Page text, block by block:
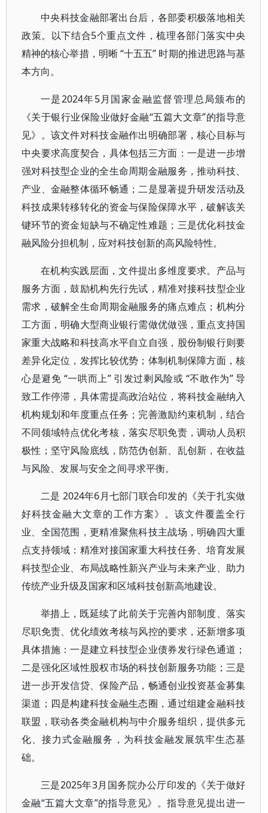
中央科技金融部署出台后，各部委积极落地相关
政策。以下结合5个重点文件，梳理各部门落实中央
精神的核心举措，明晰 “十五五” 时期的推进思路与基
本方向。
一是2024年5月国家金融监督管理总局颁布的
《关于银行业保险业做好金融“五篇大文章”的指导意
见》。该文件对科技金融作出明确部署，核心目标与
中央要求高度契合，具体包括三方面：一是进一步增
强对科技型企业的全生命周期金融服务，推动科技、
产业、金融整体循环畅通；二是显著提升研发活动及
科技成果转移转化的资金与保险保障水平，破解该关
键环节的资金短缺与不确定性难题；三是优化科技金
融风险分担机制，应对科技创新的高风险特性。
在机构实践层面，文件提出多维度要求。产品与
服务方面，鼓励机构先行先试，精准对接科技型企业
需求，破解全生命周期金融服务的痛点难点；机构分
工方面，明确大型商业银行需做优做强，重点支持国
家重大战略和科技高水平自立自强，股份制银行则要
差异化定位，发挥比较优势；体制机制保障方面，核
心是避免 “一哄而上” 引发过剩风险或 “不敢作为” 导
致工作停滞，具体需提高政治站位，将科技金融纳入
机构规划和年度重点任务；完善激励约束机制，结合
不同领域特点优化考核，落实尽职免责，调动人员积
极性；坚守风险底线，防范伪创新、乱创新，在收益
与风险、发展与安全之间寻求平衡。
二是 2024年6月七部门联合印发的《关于扎实做
好科技金融大文章的工作方案》。该文件覆盖全行
业、全国范围，更精准聚焦科技主战场，明确四大重
点支持领域：精准对接国家重大科技任务、培育发展
科技型企业、布局战略性新兴产业与未来产业、助力
传统产业升级及国家和区域科技创新高地建设。
举措上，既延续了此前关于完善内部制度、落实
尽职免责、优化绩效考核与风控的要求，还新增多项
具体措施：一是建立科技型企业债券发行绿色通道；
二是强化区域性股权市场的科技创新服务功能；三是
进一步开发信贷、保险产品，畅通创业投资基金募集
渠道；四是构建科技金融生态圈，通过组建金融科技
联盟，联动各类金融机构与中介服务组织，提供多元
化、接力式金融服务，为科技金融发展筑牢生态基
础。
三是2025年3月国务院办公厅印发的《关于做好
金融“五篇大文章”的指导意见》。指导意见提出进一